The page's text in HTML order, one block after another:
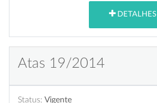
DETALHES
Atas 19/2014
Status: Vigente